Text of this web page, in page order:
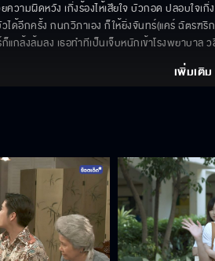
ความผิดหวัง เกิ่งร้องไห้เสียใจ บัวกอด ปลอบใจ
ได้อีกครั้ง กนกวิภาเอง ก็ให้ยิ่งจันทร์(แคร์ ฉัตรฑ
กล้งล้มลง เธอทำทีเป็นเจ็บหนักเข้าโรงพยาบาล
เพิ่มเติม